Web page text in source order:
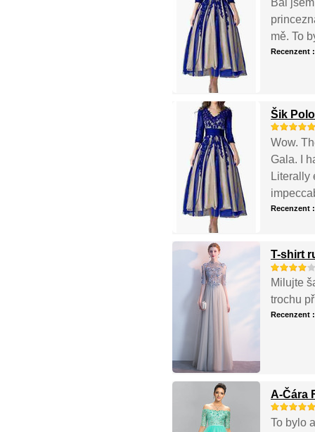
mě. To
Recenzent
Šik
Wow.
Gala. I
Literally
Recenzent
T-shirt
Milujte
trochu
Recenzent
A-Čára
To bylo